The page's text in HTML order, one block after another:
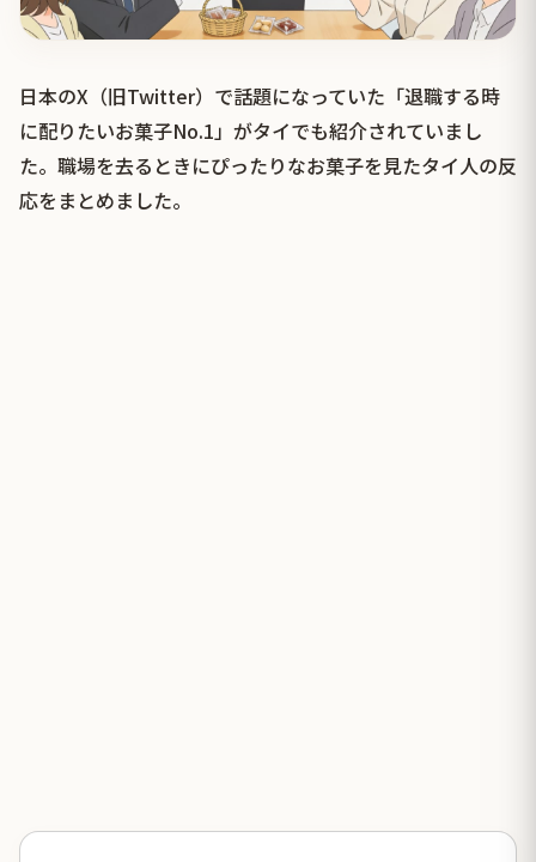
日本のX（旧Twitter）で話題になっていた「退職する時
に配りたいお菓子No.1」がタイでも紹介されていまし
た。職場を去るときにぴったりなお菓子を見たタイ人の反
応をまとめました。